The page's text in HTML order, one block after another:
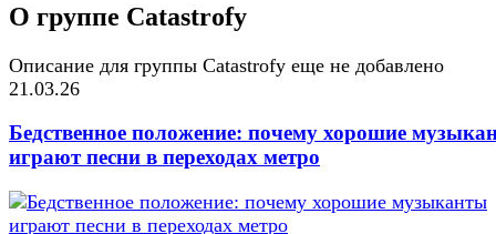
О группе Catastrofy
Описание для группы Catastrofy еще не добавлено
21.03.26
Бедственное положение: почему хорошие
играют песни в переходах метро